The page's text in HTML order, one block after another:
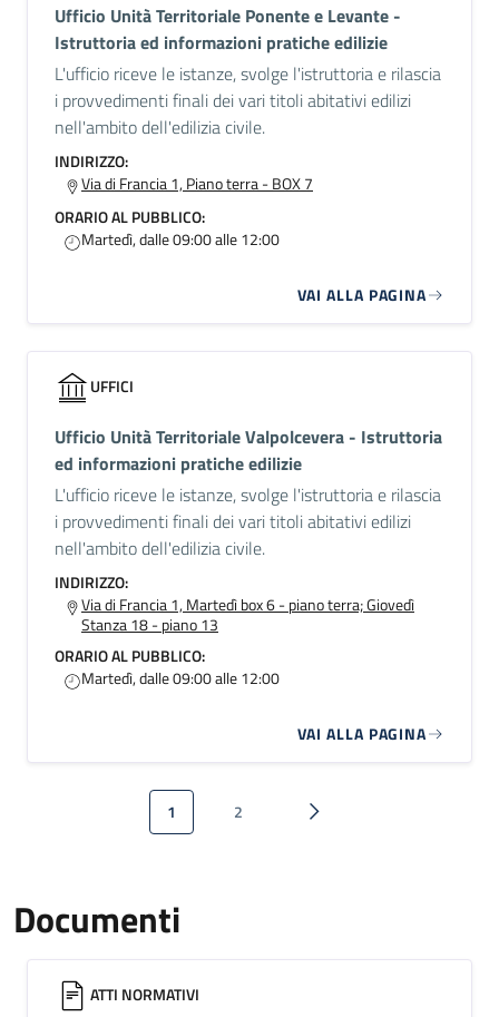
Ufficio Unità Territoriale Ponente e Levante -
Istruttoria ed informazioni pratiche edilizie
L'ufficio riceve le istanze, svolge l'istruttoria e rilascia
i provvedimenti finali dei vari titoli abitativi edilizi
nell'ambito dell'edilizia civile.
INDIRIZZO:
Via di Francia 1, Piano terra - BOX 7
ORARIO AL PUBBLICO:
Martedì, dalle 09:00 alle 12:00
VAI ALLA PAGINA
UFFICI
Ufficio Unità Territoriale Valpolcevera - Istruttoria
ed informazioni pratiche edilizie
L'ufficio riceve le istanze, svolge l'istruttoria e rilascia
i provvedimenti finali dei vari titoli abitativi edilizi
nell'ambito dell'edilizia civile.
INDIRIZZO:
Via di Francia 1, Martedì box 6 - piano terra; Giovedì
Stanza 18 - piano 13
ORARIO AL PUBBLICO:
Martedì, dalle 09:00 alle 12:00
VAI ALLA PAGINA
Paginazione
Pagina attuale
1 Pagina
2 Pagina successiva
Documenti
ATTI NORMATIVI